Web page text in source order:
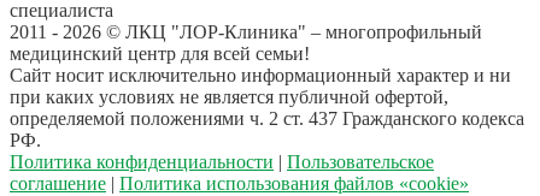
специалиста
2011 - 2026 © ЛКЦ "ЛОР-Клиника" – многопрофильный
медицинский центр для всей семьи!
Сайт носит исключительно информационный характер и ни
при каких условиях не является публичной офертой,
определяемой положениями ч. 2 ст. 437 Гражданского кодекса
РФ.
Политика конфиденциальности | Пользовательское
соглашение | Политика использования файлов «cookie»